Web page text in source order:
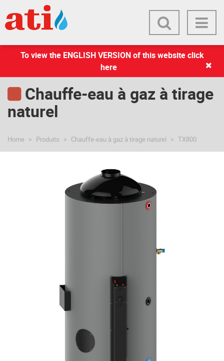
To view the ENGLISH VERSION of this website click
here
Chauffe-eau à gaz à tirage
naturel
Home Produits Chauffe-eau à gaz à tirage naturel TX800